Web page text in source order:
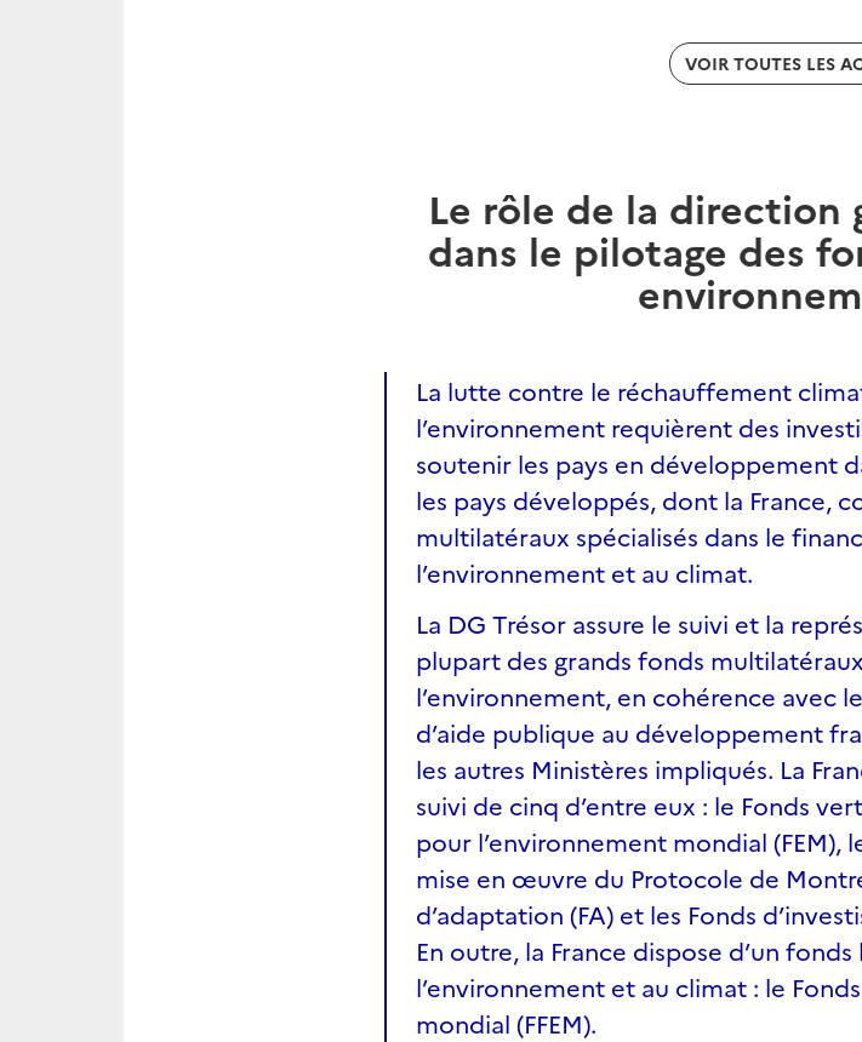
VOIR TOUTES LES
Le rôle de la direction
dans le pilotage des
La lutte contre le réchauffement
l’environnement requièrent des
soutenir les pays en développement
les pays développés, dont la France,
multilatéraux spécialisés dans le
l’environnement et au climat.
La DG Trésor assure le suivi et la
plupart des grands fonds
l’environnement, en cohérence avec
d’aide publique au développement
les autres Ministères impliqués. La
suivi de cinq d’entre eux : le Fonds
pour l’environnement mondial (FEM),
mise en œuvre du Protocole de
d’adaptation (FA) et les Fonds
En outre, la France dispose d’un
l’environnement et au climat : le
mondial (FFEM).